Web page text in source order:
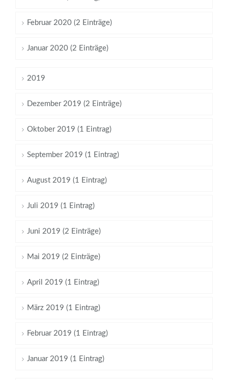
Februar 2020 (2 Einträge)
Januar 2020 (2 Einträge)
2019
Dezember 2019 (2 Einträge)
Oktober 2019 (1 Eintrag)
September 2019 (1 Eintrag)
August 2019 (1 Eintrag)
Juli 2019 (1 Eintrag)
Juni 2019 (2 Einträge)
Mai 2019 (2 Einträge)
April 2019 (1 Eintrag)
März 2019 (1 Eintrag)
Februar 2019 (1 Eintrag)
Januar 2019 (1 Eintrag)